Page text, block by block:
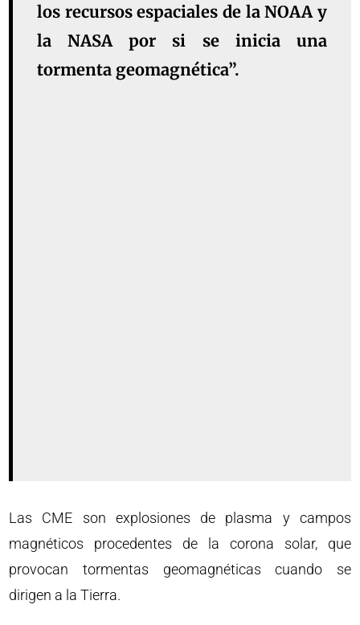
los recursos espaciales de la NOAA y
la NASA por si se inicia una
tormenta geomagnética”.
Las CME son explosiones de plasma y campos
magnéticos procedentes de la corona solar, que
provocan tormentas geomagnéticas cuando se
dirigen a la Tierra.